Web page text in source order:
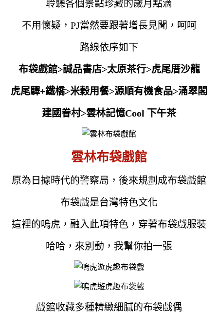
聆聽各個景點珍藏的歲月點滴
不用懷疑，PJ當然要跟著增長見聞，呵呵
路線依序如下
布袋戲館>誠品書店>太原茶行>虎尾厝沙龍
虎尾驛+鐵橋>米穀用餐>源順有機食品>涌翠閣
建國眷村>雲林記憶Cool 下午茶
雲林布袋戲館
原為日據時代的警察局，後來規劃成布袋戲館
布袋戲是台灣特色文化
這裡的嗚虎，融入此項特色，穿著布袋戲服裝
哈哈，來別動，我幫你拍一張
戲館收藏多種精緻細膩的布袋戲偶